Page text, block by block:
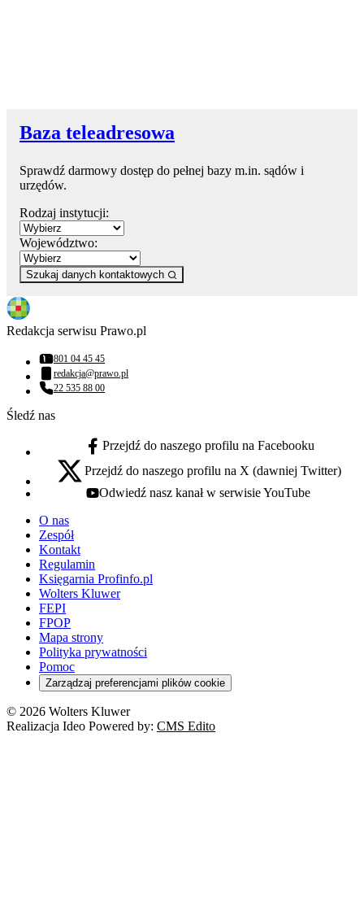
Baza teleadresowa
Sprawdź darmowy dostęp do pełnej bazy m.in. sądów i
urzędów.
Rodzaj instytucji:
Województwo:
Szukaj danych kontaktowych
Redakcja serwisu Prawo.pl
Numer telefonu:
801 04 45 45
Adres email:
redakcja@prawo.pl
Numer telefonu:
22 535 88 00
Śledź nas
facebook - otwiera się w nowej karcie
Przejdź do naszego profilu na Facebooku
x - otwiera się w nowej karcie
Przejdź do naszego profilu na X (dawniej Twitter)
youtube - otwiera się w nowej karcie
Odwiedź nasz kanał w serwisie YouTube
O nas
Zespół
Kontakt
Regulamin
Księgarnia Profinfo.pl
Wolters Kluwer
FEPI
FPOP
Mapa strony
Polityka prywatności
Pomoc
Zarządzaj preferencjami plików cookie
© 2026 Wolters Kluwer
Realizacja Ideo Powered by: CMS Edito